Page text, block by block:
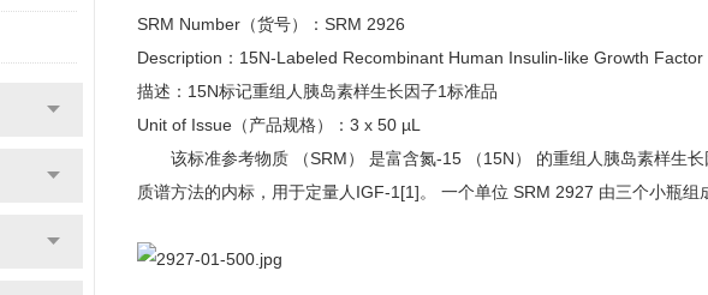
SRM Number（货号）：SRM 2926
Description： 15N-Labeled Recombinant Human Insulin-like Growth
描述：15N标记重组人胰岛素样生长因子1标准品
Unit of Issue（产品规格）： 3 x 50 µL
该标准参考物质 （SRM） 是富含氮-15 （15N） 的重组人胰岛素样生
质谱方法的内标，用于定量人IGF-1[1]。 一个单位 SRM 2927 由三个小瓶